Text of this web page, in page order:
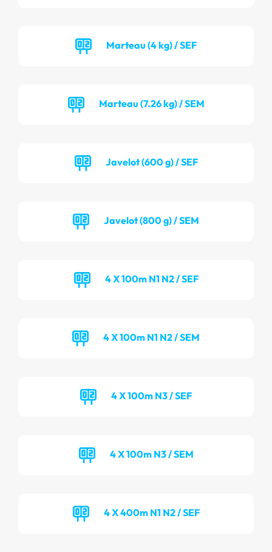
Marteau (4 kg) / SEF
Marteau (7.26 kg) / SEM
Javelot (600 g) / SEF
Javelot (800 g) / SEM
4 X 100m N1 N2 / SEF
4 X 100m N1 N2 / SEM
4 X 100m N3 / SEF
4 X 100m N3 / SEM
4 X 400m N1 N2 / SEF